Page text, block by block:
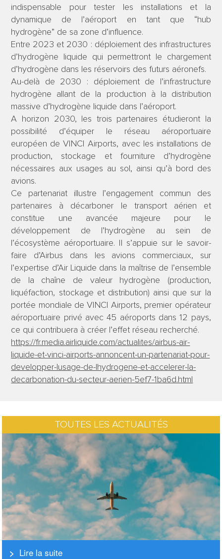
indispensable pour tester les installations et la
dynamique de l’aéroport en tant que “hub
hydrogène” de sa zone d’influence.
Entre 2023 et 2030 : déploiement des infrastructures
d’hydrogène liquide qui permettront le chargement
d’hydrogène dans les réservoirs des futurs aéronefs.
Au-delà de 2030 : déploiement de l’infrastructure
hydrogène allant de la production à la distribution
massive d’hydrogène liquide dans l’aéroport.
A horizon 2030, les trois partenaires étudieront la
possibilité d’équiper le réseau aéroportuaire
européen de VINCI Airports, avec les installations de
production, stockage et fourniture d’hydrogène
nécessaires aux usages au sol, ainsi qu’à bord des
avions.
Ce partenariat illustre l’engagement commun des
partenaires à décarboner le transport aérien et
constitue une avancée majeure pour le
développement de l’hydrogène au sein de
l’écosystème aéroportuaire. Il s’appuie sur le savoir-
faire d’Airbus dans les avions commerciaux, sur
l’expertise d’Air Liquide dans la maîtrise de l’ensemble
de la chaîne de valeur hydrogène (production,
liquéfaction, stockage et distribution) ainsi que sur la
portée mondiale de VINCI Airports, premier opérateur
aéroportuaire privé avec 45 aéroports dans 12 pays,
ce qui contribuera à créer l’effet réseau recherché.
https://fr.media.airliquide.com/actualites/airbus-air-
liquide-et-vinci-airports-annoncent-un-partenariat-pour-
developper-lusage-de-lhydrogene-et-accelerer-la-
decarbonation-du-secteur-aerien-5ef7-1ba6d.html
TOUTES LES ACTUALITÉS
Lire la suite